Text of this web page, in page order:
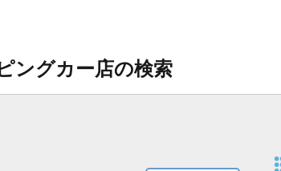
ングカー店の検索